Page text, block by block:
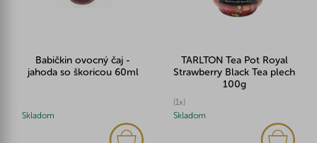
Babičkin ovocný čaj -
jahoda so škoricou 60ml
Skladom
TARLTON Tea Pot Royal
Strawberry Black Tea plech
100g
(1x)
Skladom